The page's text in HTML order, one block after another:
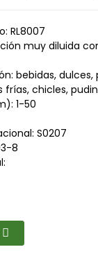
RL8007
muy diluida
bebidas, dulces,
frías, chicles,
1-50
S0207
8